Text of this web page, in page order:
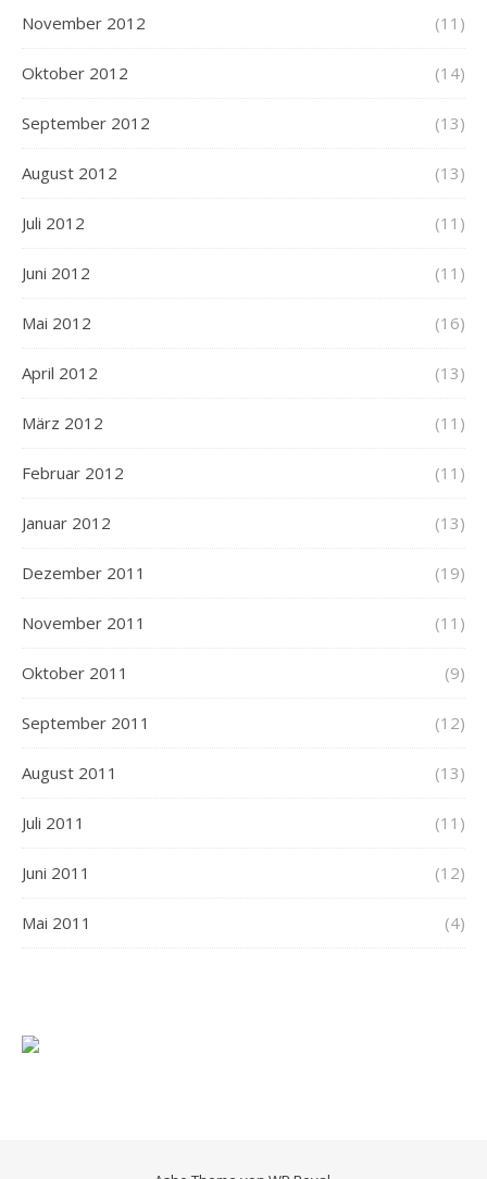
November 2012 (11)
Oktober 2012 (14)
September 2012 (13)
August 2012 (13)
Juli 2012 (11)
Juni 2012 (11)
Mai 2012 (16)
April 2012 (13)
März 2012 (11)
Februar 2012 (11)
Januar 2012 (13)
Dezember 2011 (19)
November 2011 (11)
Oktober 2011 (9)
September 2011 (12)
August 2011 (13)
Juli 2011 (11)
Juni 2011 (12)
Mai 2011 (4)